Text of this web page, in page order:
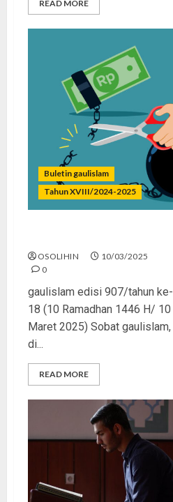
READ MORE
Buletin gaulislam
Tahun XVIII/2024-2025
OSOLIHIN
10/03/2025
0
gaulislam edisi 907/tahun ke-
18 (10 Ramadhan 1446 H/ 10
Maret 2025) Sobat gaulislam,
di...
READ MORE